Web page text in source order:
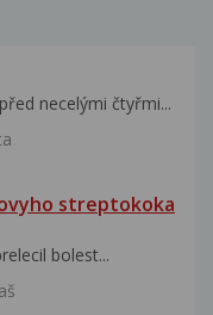
necelými čtyřmi...
streptokoka
bolest...